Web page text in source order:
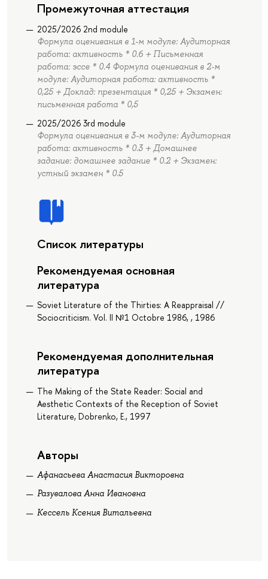
Промежуточная аттестация
2025/2026 2nd module
Формула оценивания в 1-м модуле: Аудиторная
работа: активность * 0.6 + Письменная
работа: эссе * 0.4 Формула оценивания в 2-м
модуле: Аудиторная работа: активность *
0,25 + Доклад: презентация * 0,25 + Экзамен:
письменная работа * 0,5
2025/2026 3rd module
Формула оценивания в 3-м модуле: Аудиторная
работа: активность * 0.3 + Домашнее
задание: домашнее задание * 0.2 + Экзамен:
устный экзамен * 0.5
Список литературы
Рекомендуемая основная
литература
Soviet Literature of the Thirties: A Reappraisal //
Sociocriticism. Vol. II №1 Octobre 1986, , 1986
Рекомендуемая дополнительная
литература
The Making of the State Reader: Social and
Aesthetic Contexts of the Reception of Soviet
Literature, Dobrenko, E., 1997
Авторы
Афанасьева Анастасия Викторовна
Разувалова Анна Ивановна
Кессель Ксения Витальевна